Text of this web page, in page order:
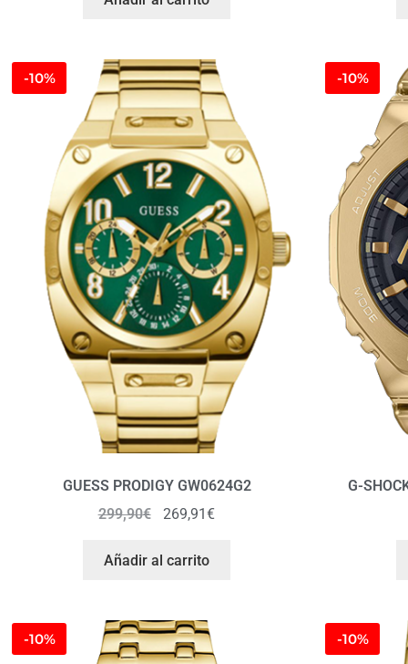
-10%
GUESS PRODIGY GW0624G2
299,90€ 269,91€
Añadir al carrito
-10%
G-
-10% -10%